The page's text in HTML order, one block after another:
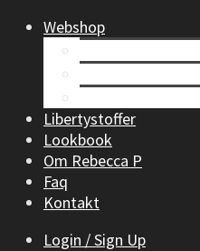
Webshop
Libertystoffer
Lookbook
Om Rebecca P
Faq
Kontakt
Login / Sign Up